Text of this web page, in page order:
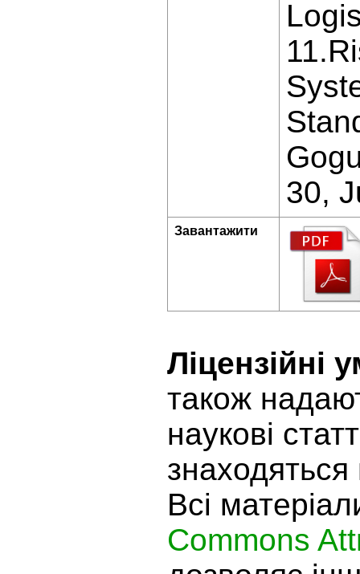
30,
Завантажити
Ліцензійні
також
наукові
знаходяться
Всі
Commons